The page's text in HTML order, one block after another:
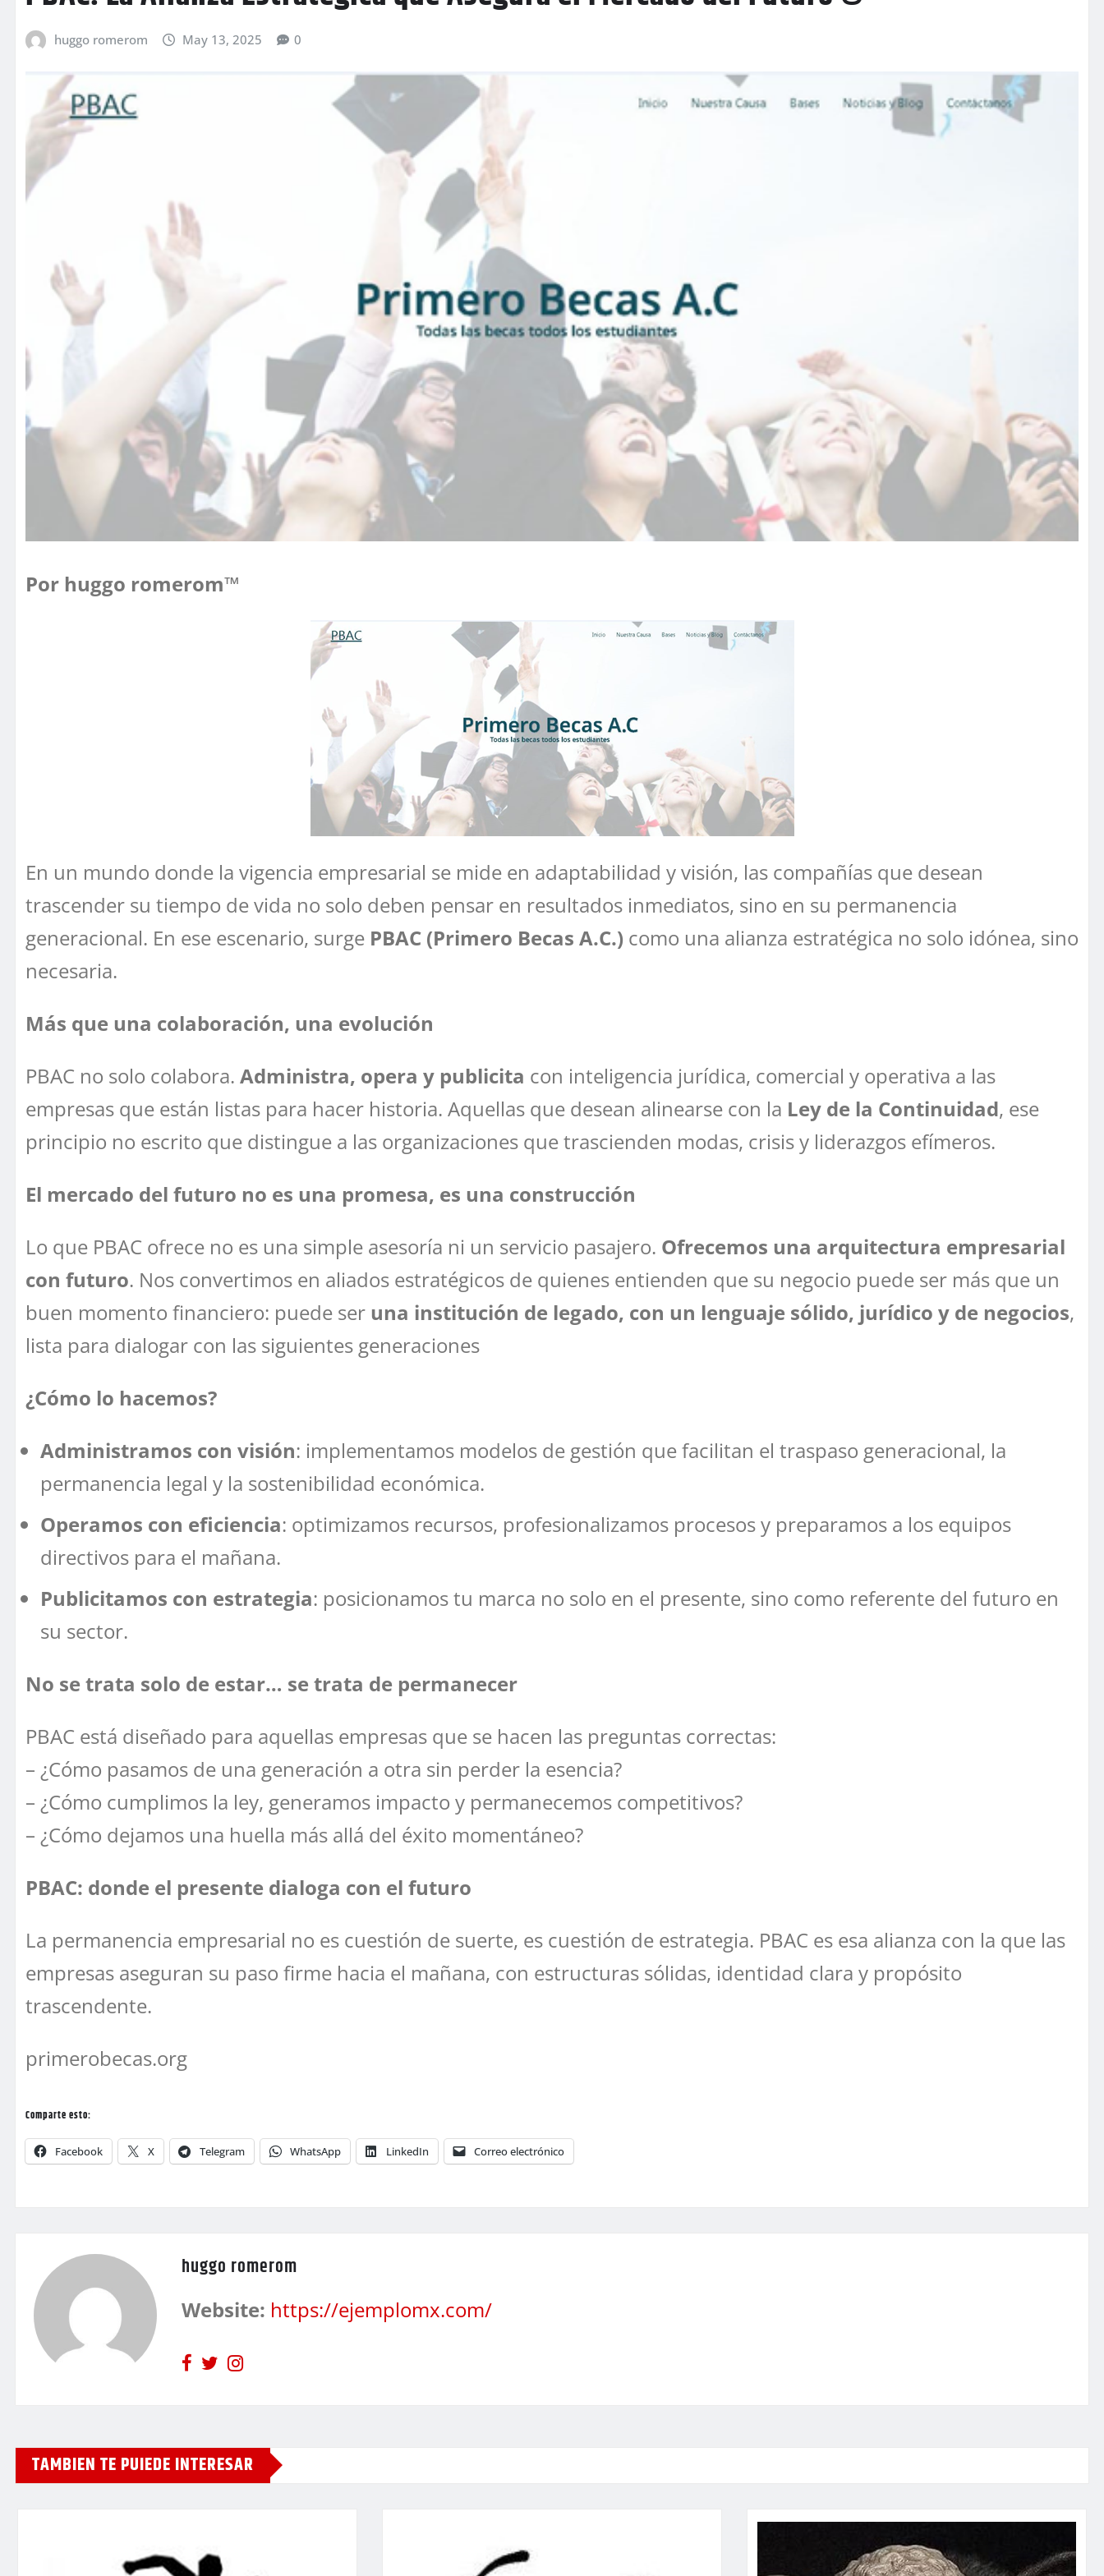
huggo romerom May 13, 2025 0
Por huggo romerom™
En un mundo donde la vigencia empresarial se mide en adaptabilidad y visión, las compañías que desean
trascender su tiempo de vida no solo deben pensar en resultados inmediatos, sino en su permanencia
generacional. En ese escenario, surge PBAC (Primero Becas A.C.) como una alianza estratégica no solo idónea, sino
necesaria.
Más que una colaboración, una evolución
PBAC no solo colabora. Administra, opera y publicita con inteligencia jurídica, comercial y operativa a las
empresas que están listas para hacer historia. Aquellas que desean alinearse con la Ley de la Continuidad, ese
principio no escrito que distingue a las organizaciones que trascienden modas, crisis y liderazgos efímeros.
El mercado del futuro no es una promesa, es una construcción
Lo que PBAC ofrece no es una simple asesoría ni un servicio pasajero. Ofrecemos una arquitectura empresarial
con futuro. Nos convertimos en aliados estratégicos de quienes entienden que su negocio puede ser más que un
buen momento financiero: puede ser una institución de legado, con un lenguaje sólido, jurídico y de negocios,
lista para dialogar con las siguientes generaciones
¿Cómo lo hacemos?
Administramos con visión: implementamos modelos de gestión que facilitan el traspaso generacional, la
permanencia legal y la sostenibilidad económica.
Operamos con eficiencia: optimizamos recursos, profesionalizamos procesos y preparamos a los equipos
directivos para el mañana.
Publicitamos con estrategia: posicionamos tu marca no solo en el presente, sino como referente del futuro en
su sector.
No se trata solo de estar… se trata de permanecer
PBAC está diseñado para aquellas empresas que se hacen las preguntas correctas:
– ¿Cómo pasamos de una generación a otra sin perder la esencia?
– ¿Cómo cumplimos la ley, generamos impacto y permanecemos competitivos?
– ¿Cómo dejamos una huella más allá del éxito momentáneo?
PBAC: donde el presente dialoga con el futuro
La permanencia empresarial no es cuestión de suerte, es cuestión de estrategia. PBAC es esa alianza con la que las
empresas aseguran su paso firme hacia el mañana, con estructuras sólidas, identidad clara y propósito
trascendente.
primerobecas.org
Comparte esto:
Facebook X Telegram WhatsApp LinkedIn Correo electrónico
huggo romerom
Website: https://ejemplomx.com/
TAMBIEN TE PUIEDE INTERESAR